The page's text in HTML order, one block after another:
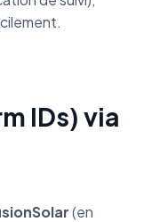
IDs) via
(en